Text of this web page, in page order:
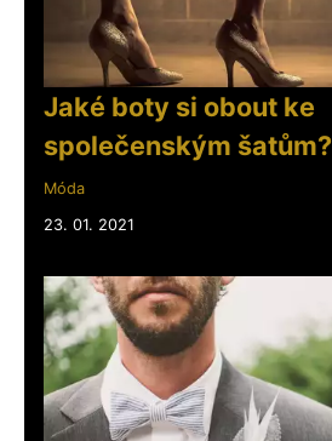
Jaké boty si obout ke
společenským šatům?
Móda
23. 01. 2021